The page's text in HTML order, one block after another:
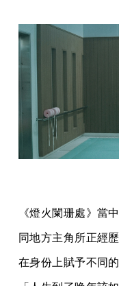
《燈火闌珊處》當
同地方主角所正經
在身份上賦予不同